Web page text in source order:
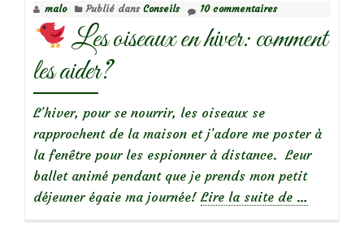
malo Publié dans Conseils 10 commentaires
Les oiseaux en hiver: comment
les aider?
L’hiver, pour se nourrir, les oiseaux se
rapprochent de la maison et j’adore me poster à
la fenêtre pour les espionner à distance. Leur
ballet animé pendant que je prends mon petit
déjeuner égaie ma journée! Lire la suite de …